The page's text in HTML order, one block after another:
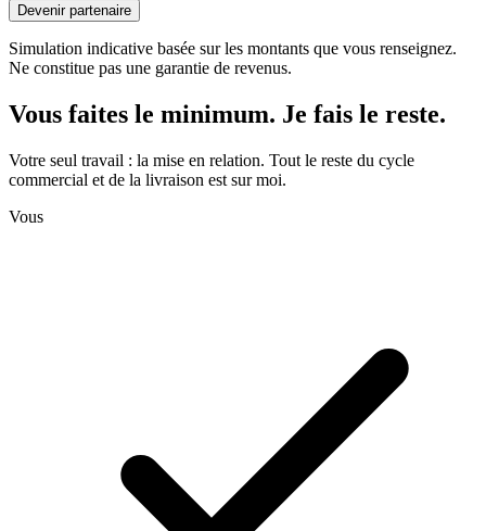
Devenir partenaire
Simulation indicative basée sur les montants que vous renseignez.
Ne constitue pas une garantie de revenus.
Vous faites le minimum. Je fais le reste.
Votre seul travail : la mise en relation. Tout le reste du cycle
commercial et de la livraison est sur moi.
Vous